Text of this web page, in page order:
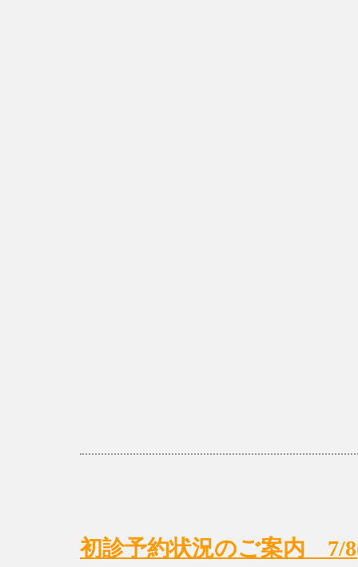
初診予約状況のご案内 7/